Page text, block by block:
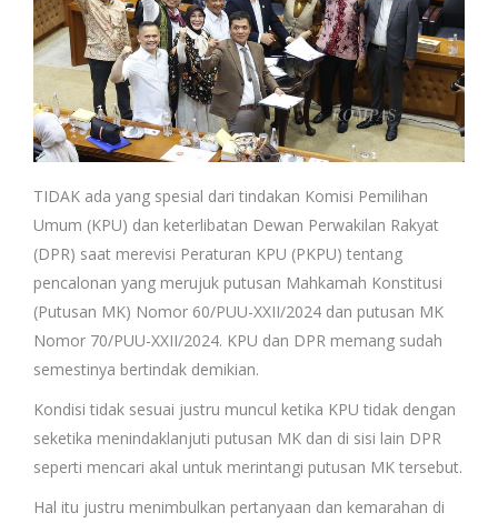
TIDAK ada yang spesial dari tindakan Komisi Pemilihan
Umum (KPU) dan keterlibatan Dewan Perwakilan Rakyat
(DPR) saat merevisi Peraturan KPU (PKPU) tentang
pencalonan yang merujuk putusan Mahkamah Konstitusi
(Putusan MK) Nomor 60/PUU-XXII/2024 dan putusan MK
Nomor 70/PUU-XXII/2024. KPU dan DPR memang sudah
semestinya bertindak demikian.
Kondisi tidak sesuai justru muncul ketika KPU tidak dengan
seketika menindaklanjuti putusan MK dan di sisi lain DPR
seperti mencari akal untuk merintangi putusan MK tersebut.
Hal itu justru menimbulkan pertanyaan dan kemarahan di